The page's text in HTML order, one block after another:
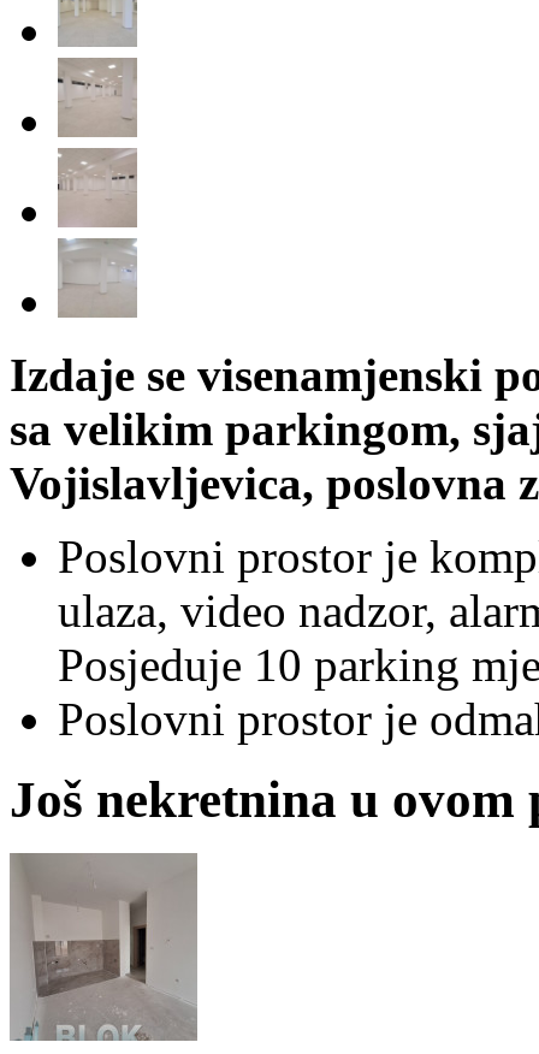
Izdaje se visenamjenski
sa velikim parkingom,
Vojislavljevica, poslovna
Poslovni prostor je
ulaza, video nadzor,
Posjeduje 10 parking
Poslovni prostor je
Još nekretnina u ovom